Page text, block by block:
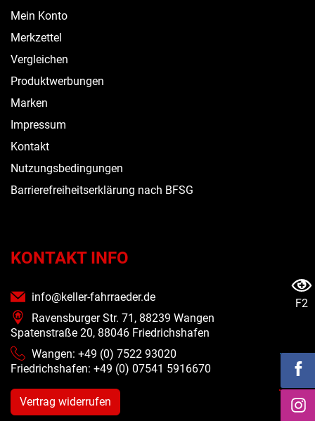
Mein Konto
Merkzettel
Vergleichen
Produktwerbungen
Marken
Impressum
Kontakt
Nutzungsbedingungen
Barrierefreiheitserklärung nach BFSG
KONTAKT INFO
info@keller-fahrraeder.de
Ravensburger Str. 71, 88239 Wangen
Spatenstraße 20, 88046 Friedrichshafen
Wangen: +49 (0) 7522 93020
Friedrichshafen: +49 (0) 07541 5916670
Vertrag widerrufen
F2